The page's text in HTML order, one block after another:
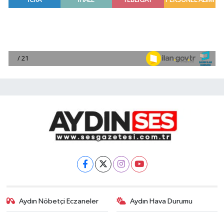
Aydın Nöbetçi Eczaneler Aydın Hava Durumu